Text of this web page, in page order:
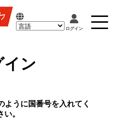
イン
うに国番号を入れてく
い。